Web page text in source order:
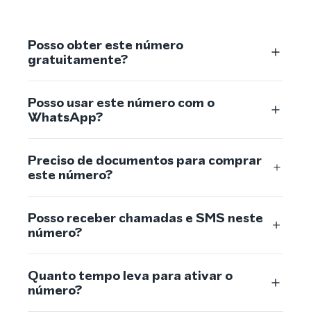
Posso obter este número
gratuitamente?
Posso usar este número com o
WhatsApp?
Preciso de documentos para comprar
este número?
Posso receber chamadas e SMS neste
número?
Quanto tempo leva para ativar o
número?